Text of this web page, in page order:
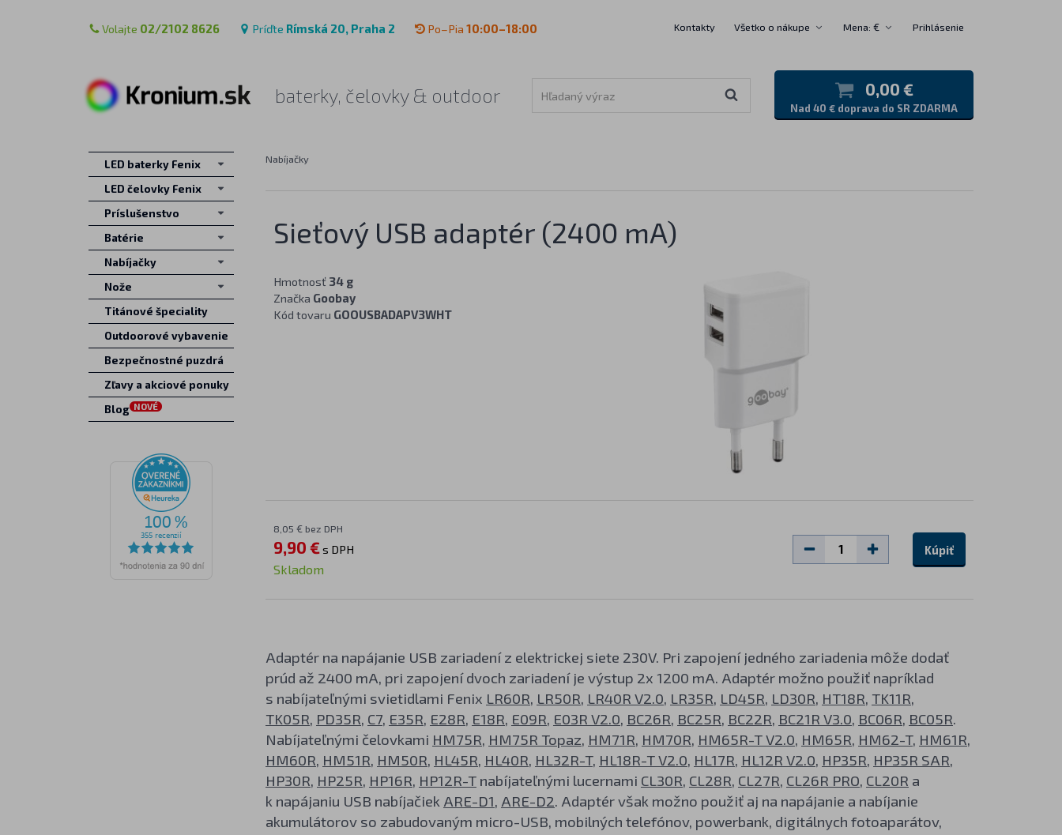
Volajte 02/2102 8626 Príďte Rímská 20, Praha 2 Po–Pia 10:00–18:00 Kontakty Všetko o nákupe Mena: € Prihlásenie
baterky, čelovky & outdoor 0,00 €
Nad 40 € doprava do SR ZDARMA
Nabíjačky
Sieťový USB adaptér (2400 mA)
Hmotnosť 34 g
Značka Goobay
Kód tovaru GOOUSBADAPV3WHT
8,05 € bez DPH
9,90 € s DPH
Skladom
Kúpiť
Adaptér na napájanie USB zariadení z elektrickej siete 230V. Pri zapojení jedného zariadenia môže dodať
prúd až 2400 mA, pri zapojení dvoch zariadení je výstup 2x 1200 mA. Adaptér možno použiť napríklad
s nabíjateľnými svietidlami Fenix LR60R LR50R LR40R V2.0 LR35R LD45R LD30R HT18R TK11R
TK05R PD35R C7, E35R E28R E18R E09R E03R V2.0 BC26R BC25R BC22R BC21R V3.0 BC06R BC05R
Nabíjateľnými čelovkami HM75R HM75R Topaz HM71R HM70R HM65R-T V2.0 HM65R HM62-T, HM61R
HM60R HM51R HM50R HL45R HL40R HL32R-T, HL18R-T V2.0 HL17R HL12R V2.0 HP35R HP35R SAR
HP30R HP25R HP16R HP12R-Tnabíjateľnými lucernami CL30R CL28R CL27R CL26R PRO CL20R a
k napájaniu USB nabíjačiek ARE-D1 ARE-D2 . Adaptér však možno použiť aj na napájanie a nabíjanie
akumulátorov so zabudovaným micro-USB, mobilných telefónov, powerbank, digitálnych fotoaparátov,
LED baterky Fenix
LED čelovky Fenix
Príslušenstvo
Batérie
Nabíjačky
Nože
Titánové špeciality
Outdoorové vybavenie
Bezpečnostné puzdrá
Zľavy a akciové ponuky
Blog NOVÉ